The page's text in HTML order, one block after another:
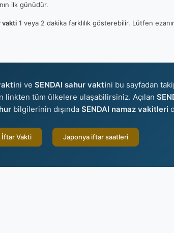
ilk günüdür.
vakti 1 veya 2 dakika farklılık gösterebilir. Lütfen
ni ve SENDAI sahur vaktini bu sayfadan
linkten tüm ülkelere ulaşabilirsiniz. Açılan
bilgilerinin dışında SENDAI namaz vakitleri
İftar Vakti Japonya iftar saatleri